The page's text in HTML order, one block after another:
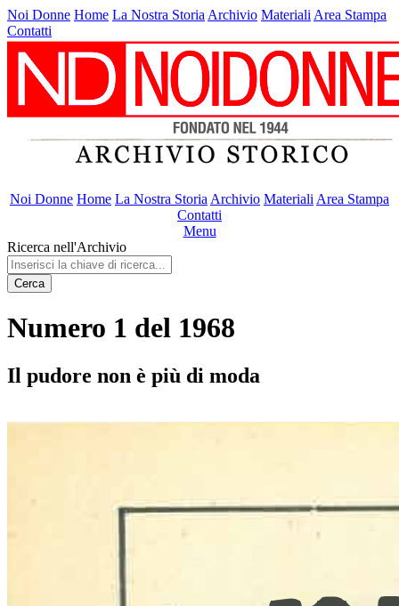
Noi Donne Home La Nostra Storia Archivio Materiali Area Stampa
Contatti
Noi Donne Home La Nostra Storia Archivio Materiali Area Stampa
Contatti
Menu
Ricerca nell'Archivio
Cerca
Numero 1 del 1968
Il pudore non è più di moda